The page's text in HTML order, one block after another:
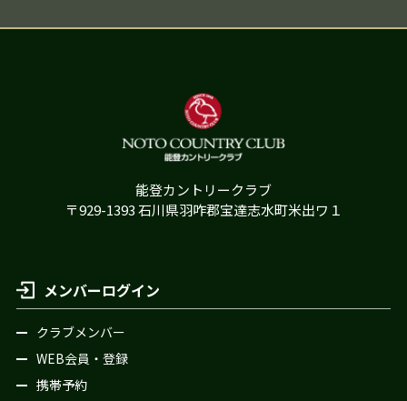
能登カントリークラブ
〒929-1393 石川県羽咋郡宝達志水町米出ワ１
メンバーログイン
クラブメンバー
WEB会員・登録
携帯予約